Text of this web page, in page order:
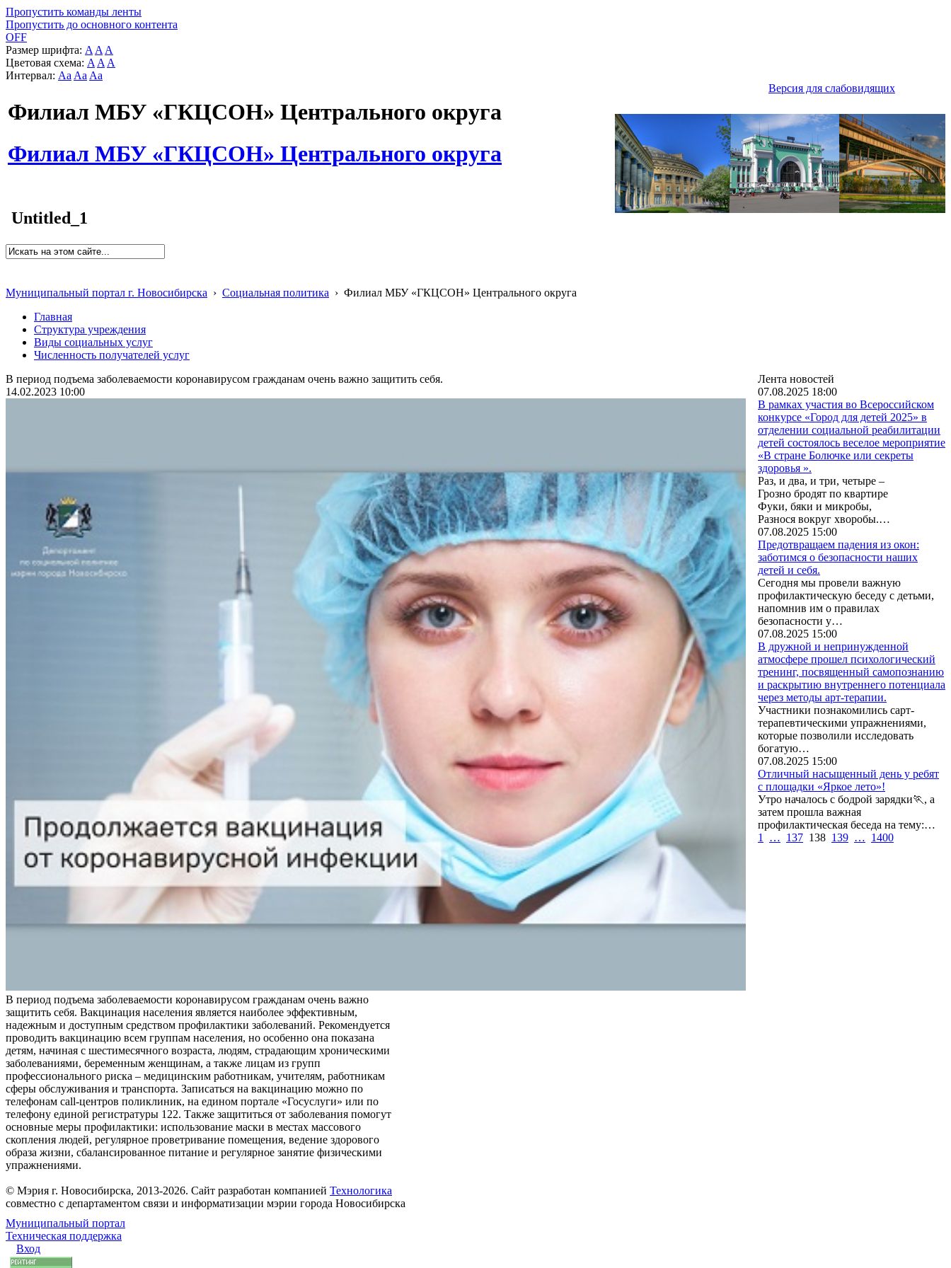
Пропустить команды ленты
Пропустить до основного контента
OFF
Размер шрифта: A A A
Цветовая схема: A A A
Интервал: Aa Aa Aa
Версия для слабовидящих
Филиал МБУ «ГКЦСОН» Центрального округа
Филиал МБУ «ГКЦСОН» Центрального округа
Untitled_1
Муниципальный портал г. Новосибирска › Социальная политика › Филиал МБУ «ГКЦСОН» Центрального округа
Главная
Структура учреждения
Виды социальных услуг
Численность получателей услуг
В период подъема заболеваемости коронавирусом гражданам очень важно защитить себя.
14.02.2023 10:00
В период подъема заболеваемости коронавирусом гражданам очень важно
защитить себя. Вакцинация населения является наиболее эффективным,
надежным и доступным средством профилактики заболеваний. Рекомендуется
проводить вакцинацию всем группам населения, но особенно она показана
детям, начиная с шестимесячного возраста, людям, страдающим хроническими
заболеваниями, беременным женщинам, а также лицам из групп
профессионального риска – медицинским работникам, учителям, работникам
сферы обслуживания и транспорта. Записаться на вакцинацию можно по
телефонам call-центров поликлиник, на едином портале «Госуслуги» или по
телефону единой регистратуры 122. Также защититься от заболевания помогут
основные меры профилактики: использование маски в местах массового
скопления людей, регулярное проветривание помещения, ведение здорового
образа жизни, сбалансированное питание и регулярное занятие физическими
упражнениями.
Лента новостей
07.08.2025 18:00
В рамках участия во Всероссийском
конкурсе «Город для детей 2025» в
отделении социальной реабилитации
детей состоялось веселое мероприятие
«В стране Болючке или секреты
здоровья ».
Раз, и два, и три, четыре –
Грозно бродят по квартире
Фуки, бяки и микробы,
Разнося вокруг хворобы.…
07.08.2025 15:00
‎Предотвращаем падения из окон:
заботимся о безопасности наших
детей и себя.
Сегодня мы провели важную
профилактическую беседу с детьми,
напомнив им о правилах
безопасности у…
07.08.2025 15:00
В дружной и непринужденной
атмосфере прошел психологический
тренинг, посвященный самопознанию
и раскрытию внутреннего потенциала
через методы арт-терапии.
Участники познакомились сарт-
терапевтическими упражнениями,
которые позволили исследовать
богатую…
07.08.2025 15:00
Отличный насыщенный день у ребят
с площадки «Яркое лето»!
‎Утро началось с бодрой зарядки🏃, а
затем прошла важная
профилактическая беседа на тему:…
1
… 137 138 139 … 1400
© Мэрия г. Новосибирска, 2013-2026. Сайт разработан компанией Технологика
совместно с департаментом связи и информатизации мэрии города Новосибирска
Муниципальный портал
Техническая поддержка
Вход